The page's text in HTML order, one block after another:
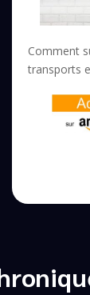
Comment
transports